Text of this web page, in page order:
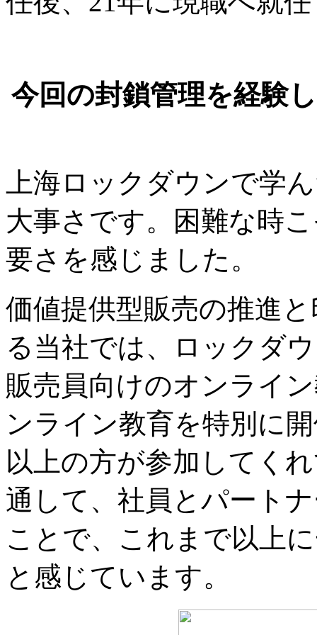
今回の封鎖管理を経験
上海ロックダウンで学
大事さです。困難な時
要さを感じました。
価値提供型販売の推進
る当社では、ロックダ
販売員向けのオンライ
ンライン教育を特別に
以上の方が参加してく
通して、社員とパート
ことで、これまで以上
と感じています。